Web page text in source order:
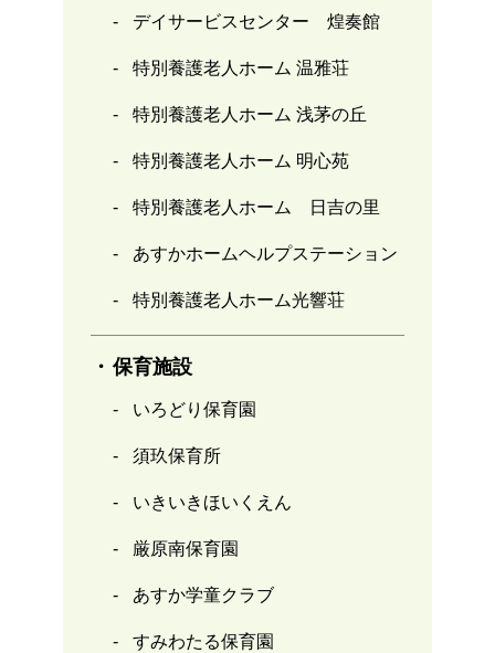
デイサービスセンター 煌奏館
特別養護老人ホーム 温雅荘
特別養護老人ホーム 浅茅の丘
特別養護老人ホーム 明心苑
特別養護老人ホーム 日吉の里
あすかホームヘルプステーション
特別養護老人ホーム光響荘
保育施設
いろどり保育園
須玖保育所
いきいきほいくえん
厳原南保育園
あすか学童クラブ
すみわたる保育園